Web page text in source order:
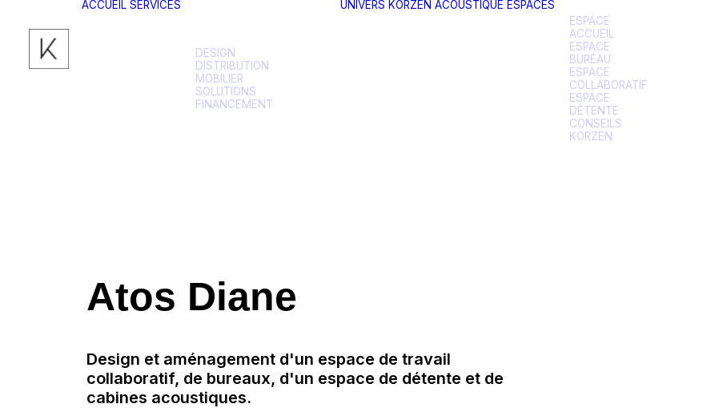
ACCUEIL SERVICES
DESIGN
DISTRIBUTION
MOBILIER
SOLUTIONS
FINANCEMENT
UNIVERS KORZEN ACOUSTIQUE ESPACES
ESPACE
ACCUEIL
ESPACE
BUREAU
ESPACE
COLLABORATIF
ESPACE
DÉTENTE
CONSEILS
KORZEN
Atos Diane
Design et aménagement d'un espace de travail
collaboratif, de bureaux, d'un espace de détente et de
cabines acoustiques.